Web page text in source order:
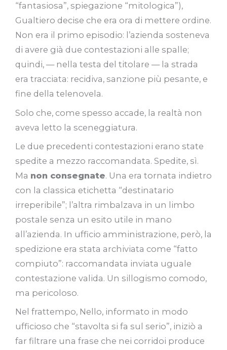
“fantasiosa”, spiegazione “mitologica”),
Gualtiero decise che era ora di mettere ordine.
Non era il primo episodio: l’azienda sosteneva
di avere già due contestazioni alle spalle;
quindi, — nella testa del titolare — la strada
era tracciata: recidiva, sanzione più pesante, e
fine della telenovela.
Solo che, come spesso accade, la realtà non
aveva letto la sceneggiatura.
Le due precedenti contestazioni erano state
spedite a mezzo raccomandata. Spedite, sì.
Ma non consegnate. Una era tornata indietro
con la classica etichetta “destinatario
irreperibile”; l’altra rimbalzava in un limbo
postale senza un esito utile in mano
all’azienda. In ufficio amministrazione, però, la
spedizione era stata archiviata come “fatto
compiuto”: raccomandata inviata uguale
contestazione valida. Un sillogismo comodo,
ma pericoloso.
Nel frattempo, Nello, informato in modo
ufficioso che “stavolta si fa sul serio”, iniziò a
far filtrare una frase che nei corridoi produce